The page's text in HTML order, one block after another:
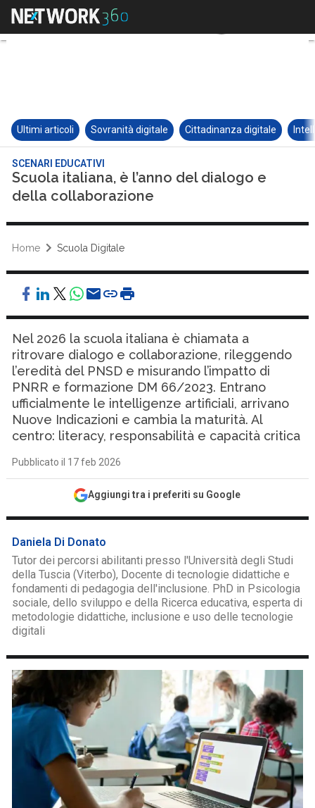
Ultimi articoli Sovranità digitale Cittadinanza digitale
SCENARI EDUCATIVI
Scuola italiana, è l’anno del dialogo e
della collaborazione
Home Scuola Digitale
Nel 2026 la scuola italiana è chiamata a
ritrovare dialogo e collaborazione, rileggendo
l’eredità del PNSD e misurando l’impatto di
PNRR e formazione DM 66/2023. Entrano
ufficialmente le intelligenze artificiali, arrivano
Nuove Indicazioni e cambia la maturità. Al
centro: literacy, responsabilità e capacità critica
Pubblicato il 17 feb 2026
Aggiungi tra i preferiti su Google
Daniela Di Donato
Tutor dei percorsi abilitanti presso l'Università degli Studi
della Tuscia (Viterbo), Docente di tecnologie didattiche e
fondamenti di pedagogia dell'inclusione. PhD in Psicologia
sociale, dello sviluppo e della Ricerca educativa, esperta di
metodologie didattiche, inclusione e uso delle tecnologie
digitali